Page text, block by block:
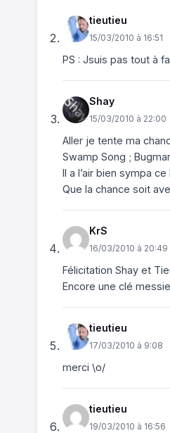
tieutieu
15/03/2010 à 16:51
PS : Jsuis pas tout à
Shay
15/03/2010 à 22:00
Aller je tente ma
Swamp Song ;
Il a l’air bien sympa ce
Que la chance soit
KrS
16/03/2010 à 20:49
Félicitation Shay et
Encore une clé
tieutieu
17/03/2010 à 9:08
merci \o/
tieutieu
19/03/2010 à 16:56